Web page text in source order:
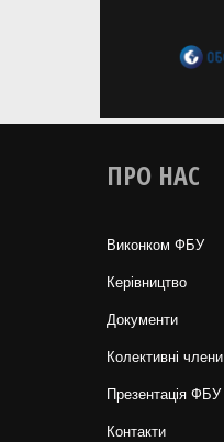
ПРО НАС
Виконком ФБУ
Керівництво
Документи
Колективні члени
Презентація ФБУ
Контакти